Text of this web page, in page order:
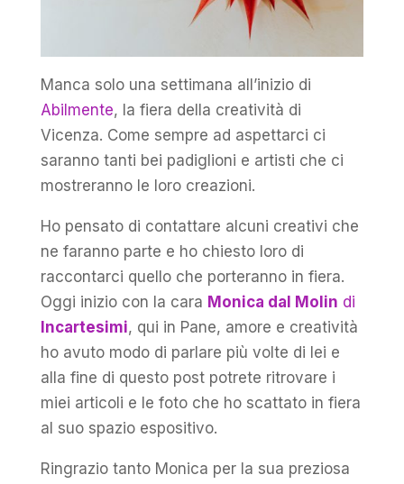
Manca solo una settimana all’inizio di
Abilmente, la fiera della creatività di
Vicenza. Come sempre ad aspettarci ci
saranno tanti bei padiglioni e artisti che ci
mostreranno le loro creazioni.
Ho pensato di contattare alcuni creativi che
ne faranno parte e ho chiesto loro di
raccontarci quello che porteranno in fiera.
Oggi inizio con la cara Monica dal Molin di
Incartesimi, qui in Pane, amore e creatività
ho avuto modo di parlare più volte di lei e
alla fine di questo post potrete ritrovare i
miei articoli e le foto che ho scattato in fiera
al suo spazio espositivo.
Ringrazio tanto Monica per la sua preziosa